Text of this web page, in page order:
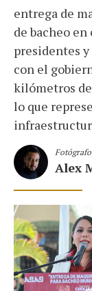
entrega de
de bacheo
presidentes
con el
kilómetros
lo que
Fotógrafo
Alex